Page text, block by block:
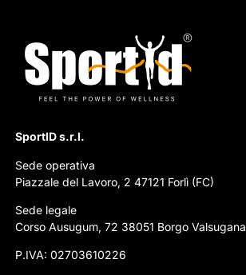
SportID s.r.l.
Sede operativa
Piazzale del Lavoro, 2 47121 Forlì (FC)
Sede legale
Corso Ausugum, 72 38051 Borgo Valsugana
P.IVA: 02703610226